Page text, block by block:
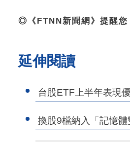
◎《FTNN新聞網》提醒您
延伸閱讀
台股ETF上半年表現
換股9檔納入「記憶